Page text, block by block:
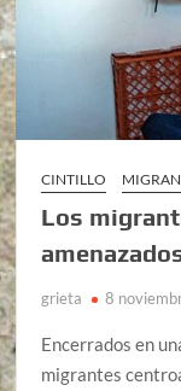
CINTILLO
Los
grieta 8
Encerrados en
migrantes